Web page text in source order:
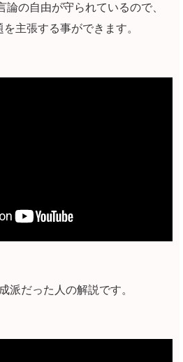
論の自由が守られているので、
主張する事ができます。
派だった人の解説です。